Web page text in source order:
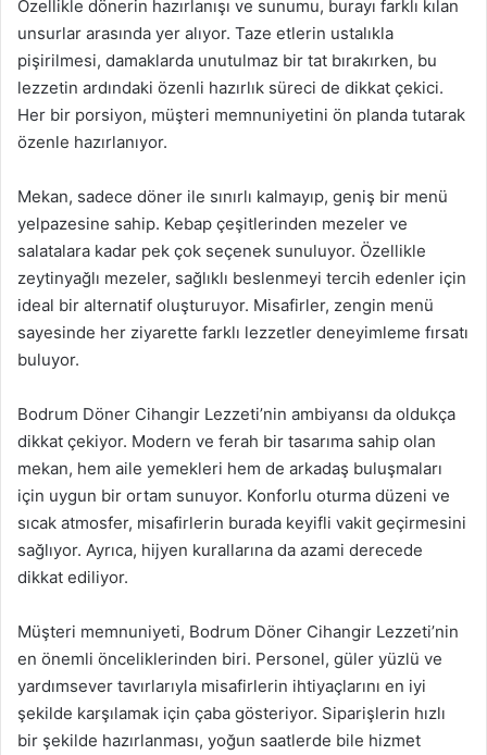
Özellikle dönerin hazırlanışı ve sunumu, burayı farklı kılan
unsurlar arasında yer alıyor. Taze etlerin ustalıkla
pişirilmesi, damaklarda unutulmaz bir tat bırakırken, bu
lezzetin ardındaki özenli hazırlık süreci de dikkat çekici.
Her bir porsiyon, müşteri memnuniyetini ön planda tutarak
özenle hazırlanıyor.
Mekan, sadece döner ile sınırlı kalmayıp, geniş bir menü
yelpazesine sahip. Kebap çeşitlerinden mezeler ve
salatalara kadar pek çok seçenek sunuluyor. Özellikle
zeytinyağlı mezeler, sağlıklı beslenmeyi tercih edenler için
ideal bir alternatif oluşturuyor. Misafirler, zengin menü
sayesinde her ziyarette farklı lezzetler deneyimleme fırsatı
buluyor.
Bodrum Döner Cihangir Lezzeti’nin ambiyansı da oldukça
dikkat çekiyor. Modern ve ferah bir tasarıma sahip olan
mekan, hem aile yemekleri hem de arkadaş buluşmaları
için uygun bir ortam sunuyor. Konforlu oturma düzeni ve
sıcak atmosfer, misafirlerin burada keyifli vakit geçirmesini
sağlıyor. Ayrıca, hijyen kurallarına da azami derecede
dikkat ediliyor.
Müşteri memnuniyeti, Bodrum Döner Cihangir Lezzeti’nin
en önemli önceliklerinden biri. Personel, güler yüzlü ve
yardımsever tavırlarıyla misafirlerin ihtiyaçlarını en iyi
şekilde karşılamak için çaba gösteriyor. Siparişlerin hızlı
bir şekilde hazırlanması, yoğun saatlerde bile hizmet